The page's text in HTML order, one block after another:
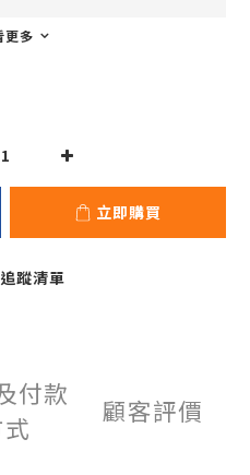
更多
立即購買
蹤清單
付款
顧客評價